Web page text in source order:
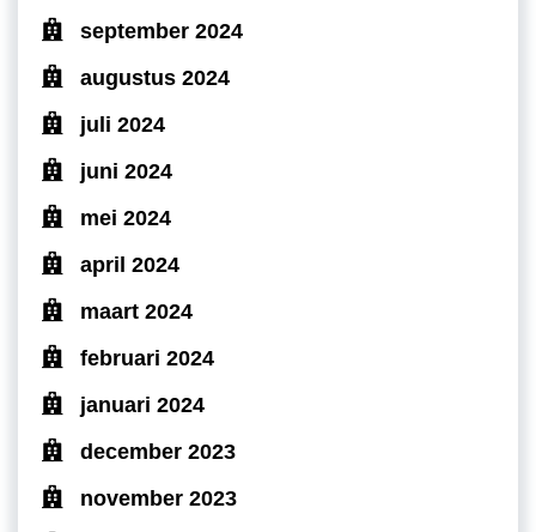
september 2024
augustus 2024
juli 2024
juni 2024
mei 2024
april 2024
maart 2024
februari 2024
januari 2024
december 2023
november 2023